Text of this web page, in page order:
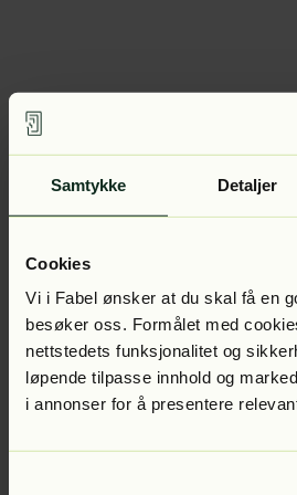
Samtykke Detaljer
Cookies
Vi i Fabel ønsker at du skal få en
besøker oss. Formålet med
nettstedets funksjonalitet og
løpende tilpasse innhold og
i annonser for å presentere